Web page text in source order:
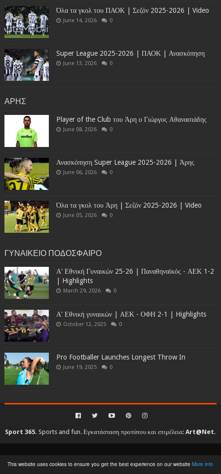
This website uses cookies to ensure you get the best experience on our website More info
Όλα τα γκολ του ΠΑΟΚ | Σεζόν 2025-2026 | Video
June 14, 2026 0
Super League 2025-2026 | ΠΑΟΚ | Ανασκόπηση
June 13, 2026 0
ΑΡΗΣ
Player of the Club του Άρη ο Γιώργος Αθανασιάδης
June 08, 2026 0
Ανασκόπηση Super League 2025-2026 | Άρης
June 06, 2026 0
Όλα τα γκολ του Άρη | Σεζόν 2025-2026 | Video
June 05, 2026 0
ΓΥΝΑΙΚΕΙΟ ΠΟΔΟΣΦΑΙΡΟ
Α' Εθνική Γυναικών 25-26 | Παναθηναϊκός - ΑΕΚ 1-2
| Highlights
March 29, 2026 0
Α' Εθνική γυναικών | ΑΕΚ - ΟΦΗ 2-1 | Highlights
October 12, 2025 0
Pro Footballer Launches Longest Throw In
June 19, 2025 0
Sport 365. Sports and fun. Εγκατάσταση προτύπου και επιμέλεια:Art@Net.